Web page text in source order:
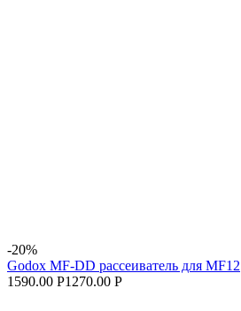
-20%
Godox MF-DD рассеиватель для MF12
1590.00 Р1270.00 Р